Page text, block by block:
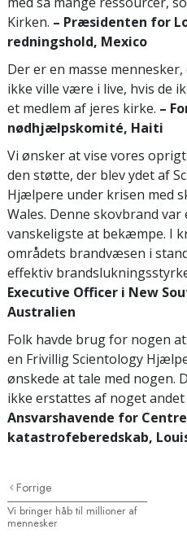
Kirken. – Præsidenten for
redningshold, Mexico
Der er en masse
ikke ville være i live, hvis de
et medlem af jeres kirke. –
nødhjælpskomité, Haiti
Vi ønsker at vise vores
den støtte, der blev ydet af
Hjælpere under krisen med
Wales. Denne skovbrand
vanskeligste at bekæmpe. I
områdets brandvæsen i
effektiv
Executive Officer i New
Australien
Folk havde brug for nogen
en Frivillig Scientology
ønskede at tale med nogen.
ikke erstattes af noget
Ansvarshavende for
katastrofeberedskab,
Forrige
Vi bringer håb til millioner af
mennesker